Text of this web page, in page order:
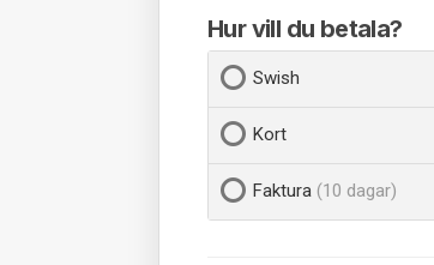
Hur vill du betala?
Swish
Kort
Faktura (10 dagar)